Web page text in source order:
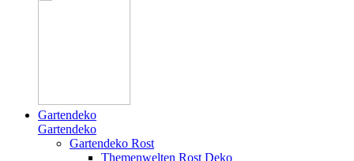
Gartendeko
Gartendeko
Gartendeko Rost
Themenwelten Rost Deko